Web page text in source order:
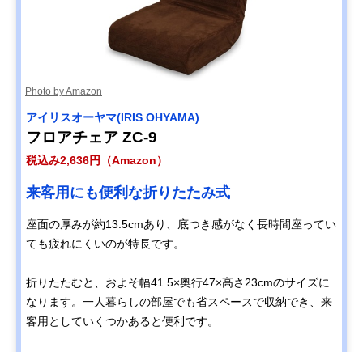
Photo by Amazon
‎アイリスオーヤマ(IRIS OHYAMA)
フロアチェア ZC-9
税込み2,636円（Amazon）
来客用にも便利な折りたたみ式
座面の厚みが約13.5cmあり、底つき感がなく長時間座ってい
ても疲れにくいのが特長です。
折りたたむと、およそ幅41.5×奥行47×高さ23cmのサイズに
なります。一人暮らしの部屋でも省スペースで収納でき、来
客用としていくつかあると便利です。